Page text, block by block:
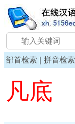
部首检索 | 拼音检索
凡底